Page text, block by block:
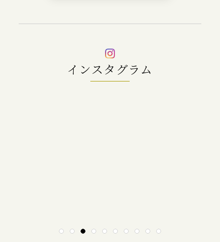
インスタグラム
1 2 3 4 5 6 7 8 9 10